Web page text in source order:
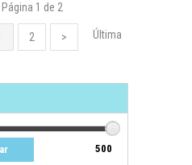
Página 1 de 2
2 > Última